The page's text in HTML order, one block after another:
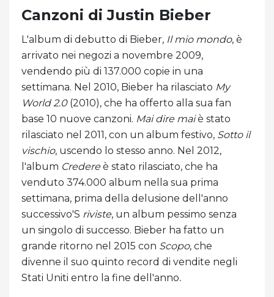
Canzoni di Justin Bieber
L'album di debutto di Bieber, Il mio mondo, è
arrivato nei negozi a novembre 2009,
vendendo più di 137.000 copie in una
settimana. Nel 2010, Bieber ha rilasciato My
World 2.0(2010), che ha offerto alla sua fan
base 10 nuove canzoni. Mai dire maiè stato
rilasciato nel 2011, con un album festivo, Sotto il
vischio, uscendo lo stesso anno. Nel 2012,
l'album Credereè stato rilasciato, che ha
venduto 374.000 album nella sua prima
settimana, prima della delusione dell'anno
successivo'S riviste, un album pessimo senza
un singolo di successo. Bieber ha fatto un
grande ritorno nel 2015 con Scopo, che
divenne il suo quinto record di vendite negli
Stati Uniti entro la fine dell'anno.